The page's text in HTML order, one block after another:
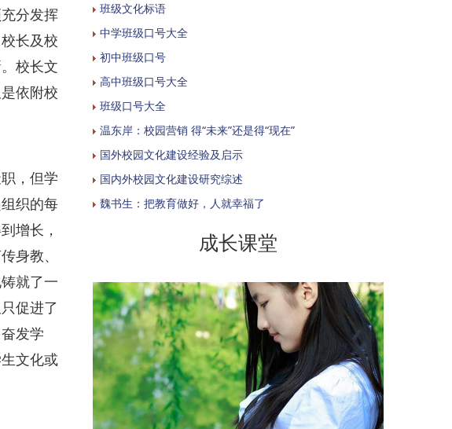
分发挥
长及校
校长文
依附校
，但学
织的每
增长，
身教、
就了一
促进了
发学
文化或
班级文化标语
中学班级口号大全
初中班级口号
高中班级口号大全
班级口号大全
温东岸：校园营销 得“未来”还是得“现在”
国外校园文化建设经验及启示
国内外校园文化建设研究综述
魏书生：把教育做好，人就幸福了
成长课堂